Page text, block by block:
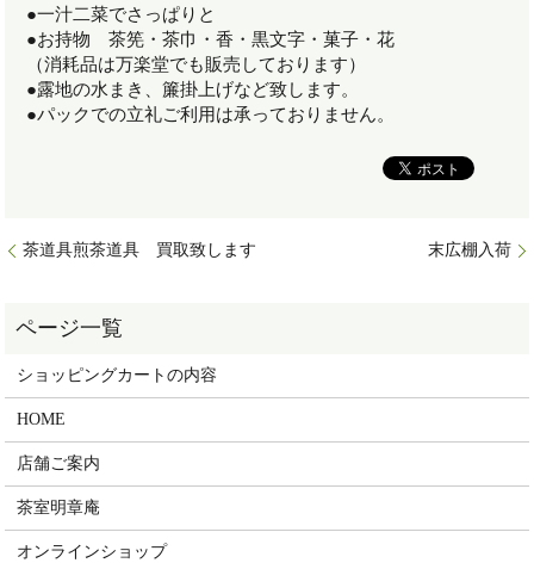
●一汁二菜でさっぱりと
●お持物 茶筅・茶巾・香・黒文字・菓子・花
（消耗品は万楽堂でも販売しております）
●露地の水まき、簾掛上げなど致します。
●パックでの立礼ご利用は承っておりません。
茶道具煎茶道具 買取致します 末広棚入荷
ショッピングカートの内容
HOME
店舗ご案内
茶室明章庵
オンラインショップ